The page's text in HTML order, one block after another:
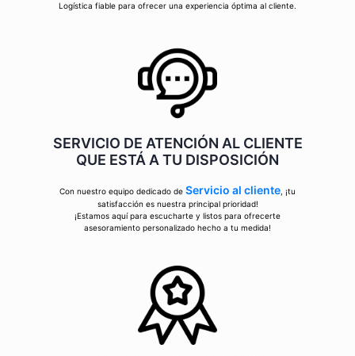
Logística fiable para ofrecer una experiencia óptima al cliente.
SERVICIO DE ATENCIÓN AL CLIENTE
QUE ESTÁ A TU DISPOSICIÓN
Con nuestro equipo dedicado de Servicio al cliente , ¡tu
satisfacción es nuestra principal prioridad!
¡Estamos aquí para escucharte y listos para ofrecerte
asesoramiento personalizado hecho a tu medida!